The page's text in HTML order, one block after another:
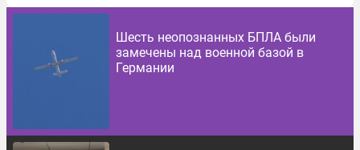
Шесть неопознанных БПЛА были
замечены над военной базой в
Германии